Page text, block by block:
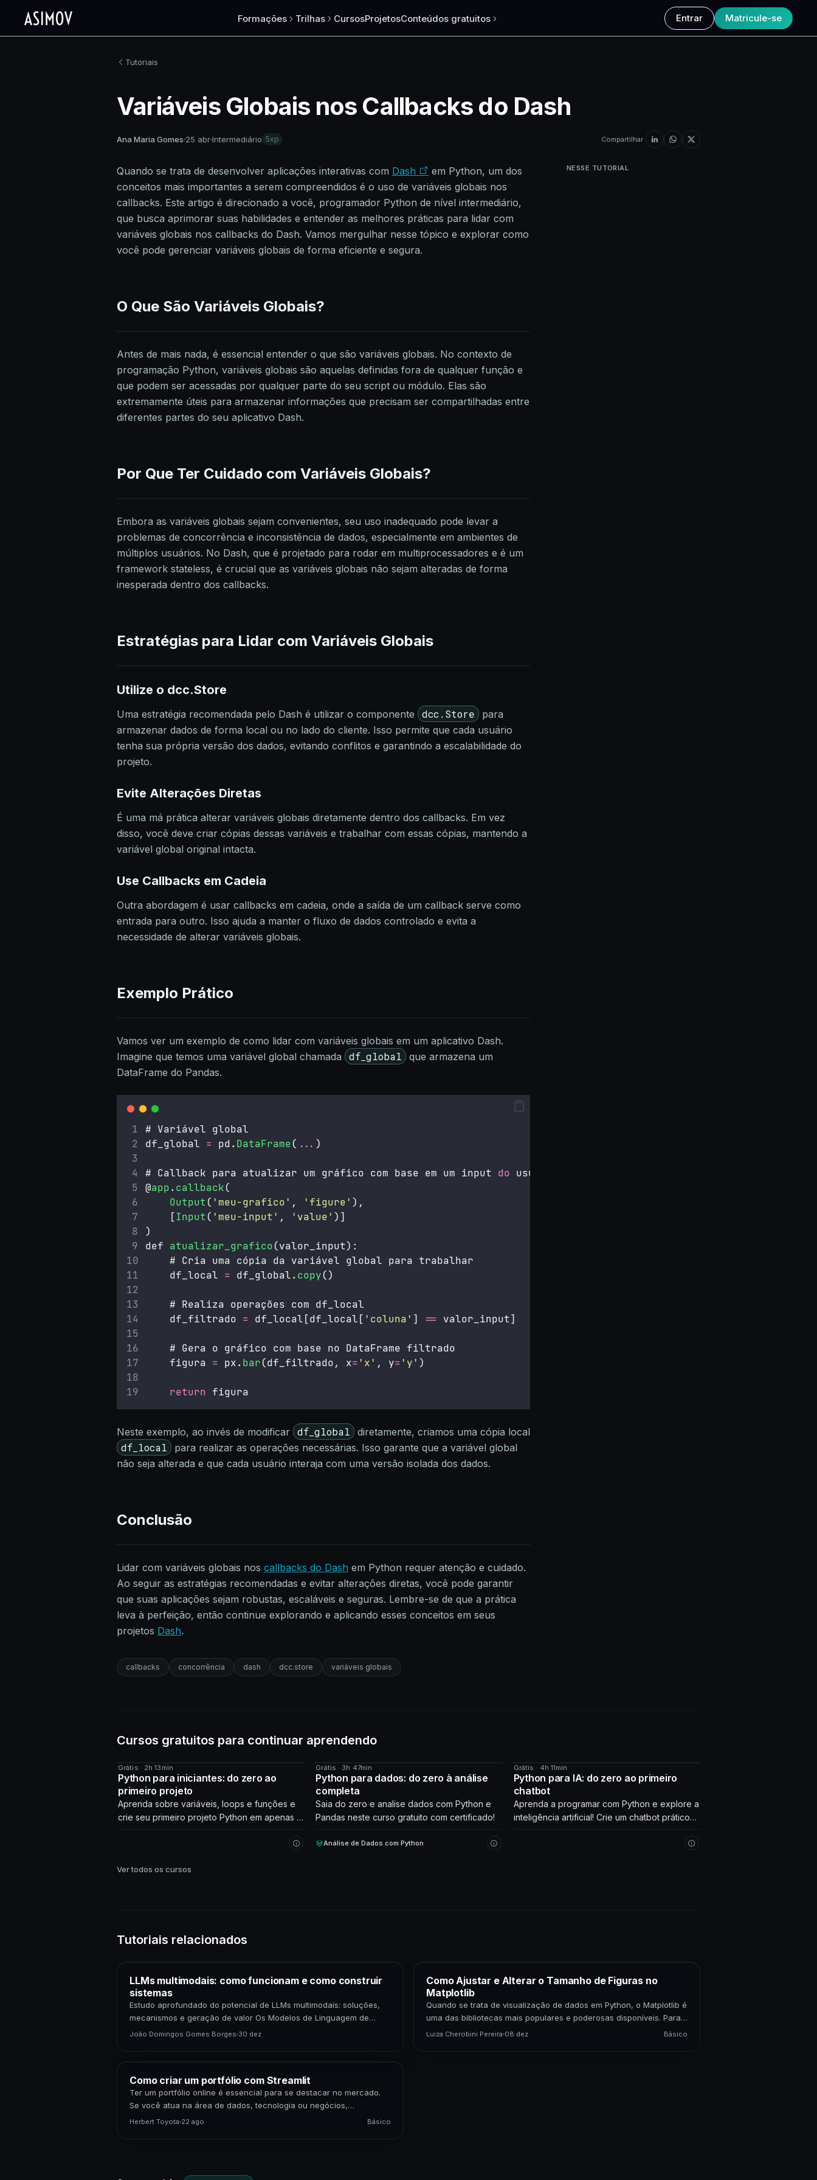
Formações Trilhas CursosProjetosConteúdos gratuitos Entrar Matricule-se
Tutoriais
Variáveis Globais nos Callbacks do Dash
Ana Maria Gomes 25 abrIntermediário 5xp Compartilhar
Quando se trata de desenvolver aplicações interativas com Dash
em Python, um dos
conceitos mais importantes a serem compreendidos é o uso de variáveis globais nos
callbacks. Este artigo é direcionado a você, programador Python de nível intermediário,
que busca aprimorar suas habilidades e entender as melhores práticas para lidar com
variáveis globais nos callbacks do Dash. Vamos mergulhar nesse tópico e explorar como
você pode gerenciar variáveis globais de forma eficiente e segura.
O Que São Variáveis Globais?
Antes de mais nada, é essencial entender o que são variáveis globais. No contexto de
programação Python, variáveis globais são aquelas definidas fora de qualquer função e
que podem ser acessadas por qualquer parte do seu script ou módulo. Elas são
extremamente úteis para armazenar informações que precisam ser compartilhadas entre
diferentes partes do seu aplicativo Dash.
Por Que Ter Cuidado com Variáveis Globais?
Embora as variáveis globais sejam convenientes, seu uso inadequado pode levar a
problemas de concorrência e inconsistência de dados, especialmente em ambientes de
múltiplos usuários. No Dash, que é projetado para rodar em multiprocessadores e é um
framework stateless, é crucial que as variáveis globais não sejam alteradas de forma
inesperada dentro dos callbacks.
Estratégias para Lidar com Variáveis Globais
Utilize o dcc.Store
Uma estratégia recomendada pelo Dash é utilizar o componente dcc.Store
para
armazenar dados de forma local ou no lado do cliente. Isso permite que cada usuário
tenha sua própria versão dos dados, evitando conflitos e garantindo a escalabilidade do
projeto.
Evite Alterações Diretas
É uma má prática alterar variáveis globais diretamente dentro dos callbacks. Em vez
disso, você deve criar cópias dessas variáveis e trabalhar com essas cópias, mantendo a
variável global original intacta.
Use Callbacks em Cadeia
Outra abordagem é usar callbacks em cadeia, onde a saída de um callback serve como
entrada para outro. Isso ajuda a manter o fluxo de dados controlado e evita a
necessidade de alterar variáveis globais.
Exemplo Prático
Vamos ver um exemplo de como lidar com variáveis globais em um aplicativo Dash.
Imagine que temos uma variável global chamada
df_global
que armazena um
DataFrame do Pandas.
# Variável global
df_global = pd. DataFrame( ... )
# Callback para atualizar um gráfico com base em um input do usuário
@app. callback(
Output( ' meu-grafico ' , ' figure ' ),
    [
Input( ' meu-input ' , ' value ' )]
)
def atualizar_grafico(valor_input):
    # Cria uma cópia da variável global para trabalhar
    df_local
= df_global. copy()
    # Realiza operações com df_local
    df_filtrado
= df_local[df_local[ ' coluna ' ] == valor_input]
    # Gera o gráfico com base no DataFrame filtrado
    figura
= px. bar(df_filtrado, x= ' x ' , y= ' y ' )
return figura
Neste exemplo, ao invés de modificar df_global diretamente, criamos uma cópia local
df_local
para realizar as operações necessárias. Isso garante que a variável global
não seja alterada e que cada usuário interaja com uma versão isolada dos dados.
Conclusão
Lidar com variáveis globais nos callbacks do Dash em Python requer atenção e cuidado.
Ao seguir as estratégias recomendadas e evitar alterações diretas, você pode garantir
que suas aplicações sejam robustas, escaláveis e seguras. Lembre-se de que a prática
leva à perfeição, então continue explorando e aplicando esses conceitos em seus
projetos Dash.
callbacks concorrência dash dcc.store variáveis globais
NESSE TUTORIAL
Cursos gratuitos para continuar aprendendo
CURSO
Grátis · 2h 13min
Python para iniciantes: do zero ao
primeiro projeto
Aprenda sobre variáveis, loops e funções e
crie seu primeiro projeto Python em apenas 2
CURSO
Grátis · 3h 47min
Python para dados: do zero à análise
completa
Saia do zero e analise dados com Python e
Pandas neste curso gratuito com certificado!
Análise de Dados com Python
CURSO
Grátis · 4h 11min
Python para IA: do zero ao primeiro
chatbot
Aprenda a programar com Python e explore a
inteligência artificial! Crie um chatbot prático
Ver todos os cursos
Tutoriais relacionados
LLMs multimodais: como funcionam e como construir
sistemas
Estudo aprofundado do potencial de LLMs multimodais: soluções,
mecanismos e geração de valor Os Modelos de Linguagem de
Grande Porte (LLMs) multimodais representam uma…
João Domingos Gomes Borges 30 dez
Como Ajustar e Alterar o Tamanho de Figuras no
Matplotlib
Quando se trata de visualização de dados em Python, o Matplotlib é
uma das bibliotecas mais populares e poderosas disponíveis. Para
cientistas de dados,…
Luiza Cherobini Pereira 08 dez Básico
Como criar um portfólio com Streamlit
Ter um portfólio online é essencial para se destacar no mercado.
Se você atua na área de dados, tecnologia ou negócios,
apresentar seus projetos…
Herbert Toyota 22 ago Básico